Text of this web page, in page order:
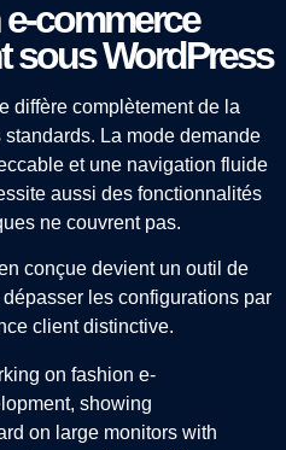
e-commerce
sous WordPress
diffère complètement de la
La mode demande
et une navigation fluide
aussi des fonctionnalités
ne couvrent pas.
conçue devient un outil de
les configurations par
client distinctive.